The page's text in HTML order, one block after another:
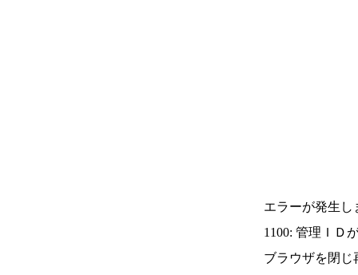
エラーが発生し
1100: 管理ＩＤ
ブラウザを閉じ